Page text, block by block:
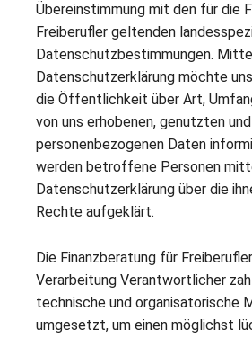
Übereinstimmung mit den für die
Freiberufler geltenden
Datenschutzbestimmungen.
Datenschutzerklärung möchte
die Öffentlichkeit über Art,
von uns erhobenen, genutzten
personenbezogenen Daten
werden betroffene Personen
Datenschutzerklärung über die
Rechte aufgeklärt.
Die Finanzberatung für
Verarbeitung Verantwortlicher
technische und organisatorische
umgesetzt, um einen möglichst